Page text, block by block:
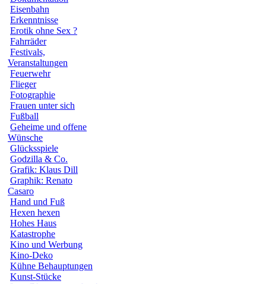
Eisenbahn
Erkenntnisse
Erotik ohne Sex ?
Fahrräder
Festivals,
Veranstaltungen
Feuerwehr
Flieger
Fotographie
Frauen unter sich
Fußball
Geheime und offene
Wünsche
Glücksspiele
Godzilla & Co.
Grafik: Klaus Dill
Graphik: Renato
Casaro
Hand und Fuß
Hexen hexen
Hohes Haus
Katastrophe
Kino und Werbung
Kino-Deko
Kühne Behauptungen
Kunst-Stücke